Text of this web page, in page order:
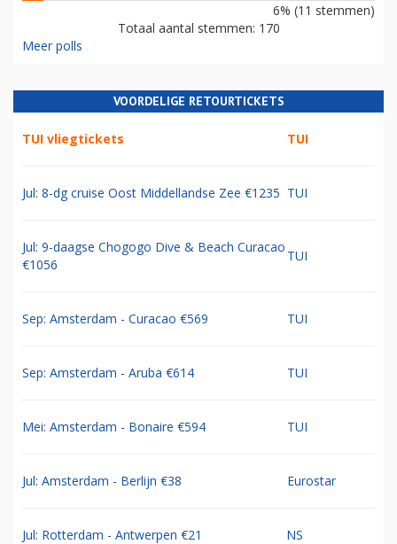
6% (11 stemmen)
Totaal aantal stemmen: 170
Meer polls
VOORDELIGE RETOURTICKETS
TUI vliegtickets TUI
Jul: 8-dg cruise Oost Middellandse Zee €1235 TUI
Jul: 9-daagse Chogogo Dive & Beach Curacao
€1056
TUI
Sep: Amsterdam - Curacao €569 TUI
Sep: Amsterdam - Aruba €614 TUI
Mei: Amsterdam - Bonaire €594 TUI
Jul: Amsterdam - Berlijn €38 Eurostar
Jul: Rotterdam - Antwerpen €21 NS